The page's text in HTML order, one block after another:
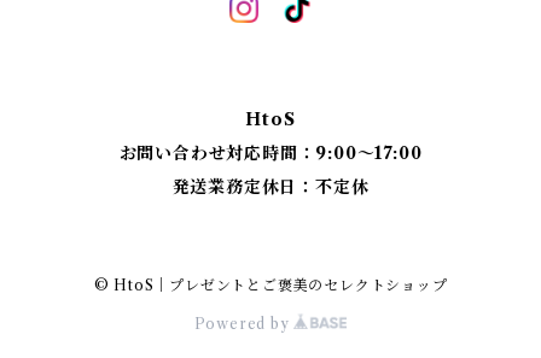
丸脚四角スツール
細脚四角スツール
HtoS
お問い合わせ対応時間：9:00〜17:00
発送業務定休日：不定休
© HtoS｜プレゼントとご褒美のセレクトショップ
Powered by